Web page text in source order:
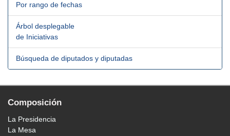
Por rango de fechas
Árbol desplegable
de Iniciativas
Búsqueda de diputados y diputadas
Composición
La Presidencia
La Mesa